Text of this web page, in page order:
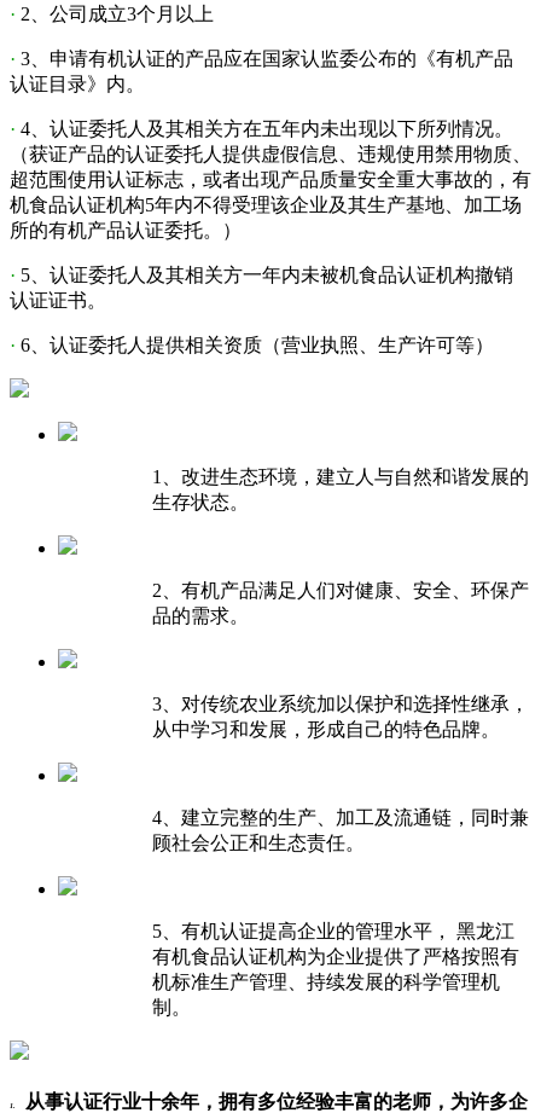
· 2、公司成立3个月以上
· 3、申请有机认证的产品应在国家认监委公布的《有机产品
认证目录》内。
· 4、认证委托人及其相关方在五年内未出现以下所列情况。
（获证产品的认证委托人提供虚假信息、违规使用禁用物质、
超范围使用认证标志，或者出现产品质量安全重大事故的，有
机食品认证机构5年内不得受理该企业及其生产基地、加工场
所的有机产品认证委托。）
· 5、认证委托人及其相关方一年内未被机食品认证机构撤销
认证证书。
· 6、认证委托人提供相关资质（营业执照、生产许可等）
1、改进生态环境，建立人与自然和谐发展的
生存状态。
2、有机产品满足人们对健康、安全、环保产
品的需求。
3、对传统农业系统加以保护和选择性继承，
从中学习和发展，形成自己的特色品牌。
4、建立完整的生产、加工及流通链，同时兼
顾社会公正和生态责任。
5、有机认证提高企业的管理水平， 黑龙江
有机食品认证机构为企业提供了严格按照有
机标准生产管理、持续发展的科学管理机
制。
1.
从事认证行业十余年，拥有多位经验丰富的老师，为许多企